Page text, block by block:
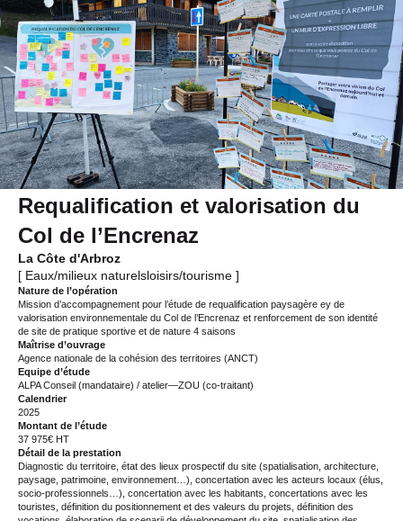
Requalification et valorisation du
Col de l’Encrenaz
La Côte d'Arbroz
[ Eaux/milieux naturelsloisirs/tourisme ]
Nature de l’opération
Mission d’accompagnement pour l’étude de requalification paysagère ey de
valorisation environnementale du Col de l’Encrenaz et renforcement de son identité
de site de pratique sportive et de nature 4 saisons
Maîtrise d’ouvrage
Agence nationale de la cohésion des territoires (ANCT)
Equipe d’étude
ALPA Conseil (mandataire) / atelier—ZOU (co-traitant)
Calendrier
2025
Montant de l’étude
37 975€ HT
Détail de la prestation
Diagnostic du territoire, état des lieux prospectif du site (spatialisation, architecture,
paysage, patrimoine, environnement…), concertation avec les acteurs locaux (élus,
socio-professionnels…), concertation avec les habitants, concertations avec les
touristes, définition du positionnement et des valeurs du projets, définition des